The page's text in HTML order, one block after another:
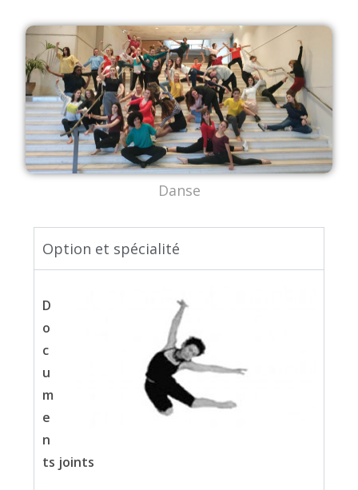
Danse
Option et spécialité
D
o
c
u
m
e
n
ts joints